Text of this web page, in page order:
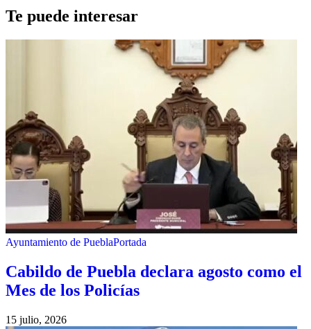
Te puede interesar
Ayuntamiento de PueblaPortada
Cabildo de Puebla declara agosto como el
Mes de los Policías
15 julio, 2026